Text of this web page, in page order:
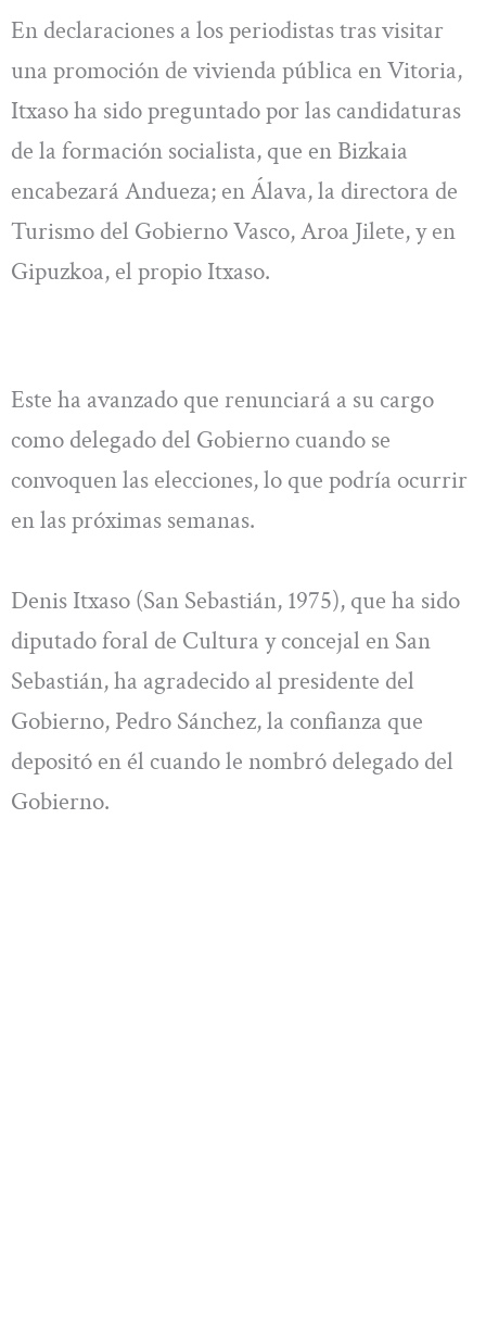
En declaraciones a los periodistas tras visitar
una promoción de vivienda pública en Vitoria,
Itxaso ha sido preguntado por las candidaturas
de la formación socialista, que en Bizkaia
encabezará Andueza; en Álava, la directora de
Turismo del Gobierno Vasco, Aroa Jilete, y en
Gipuzkoa, el propio Itxaso.
Este ha avanzado que renunciará a su cargo
como delegado del Gobierno cuando se
convoquen las elecciones, lo que podría ocurrir
en las próximas semanas.
Denis Itxaso (San Sebastián, 1975), que ha sido
diputado foral de Cultura y concejal en San
Sebastián, ha agradecido al presidente del
Gobierno, Pedro Sánchez, la confianza que
depositó en él cuando le nombró delegado del
Gobierno.